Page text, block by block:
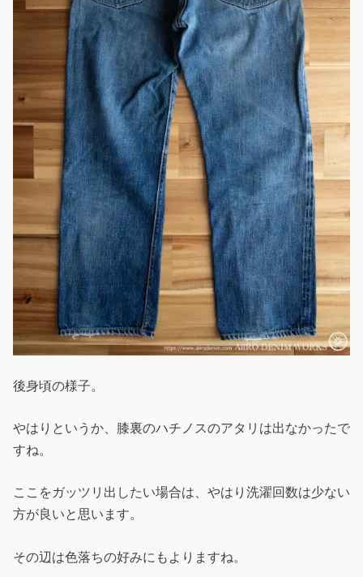
後身頃の様子。
やはりというか、膝裏のハチノスのアタリは出なかったで
すね。
ここをガッツリ出したい場合は、やはり洗濯回数は少ない
方が良いと思います。
その辺は色落ちの好みにもよりますね。